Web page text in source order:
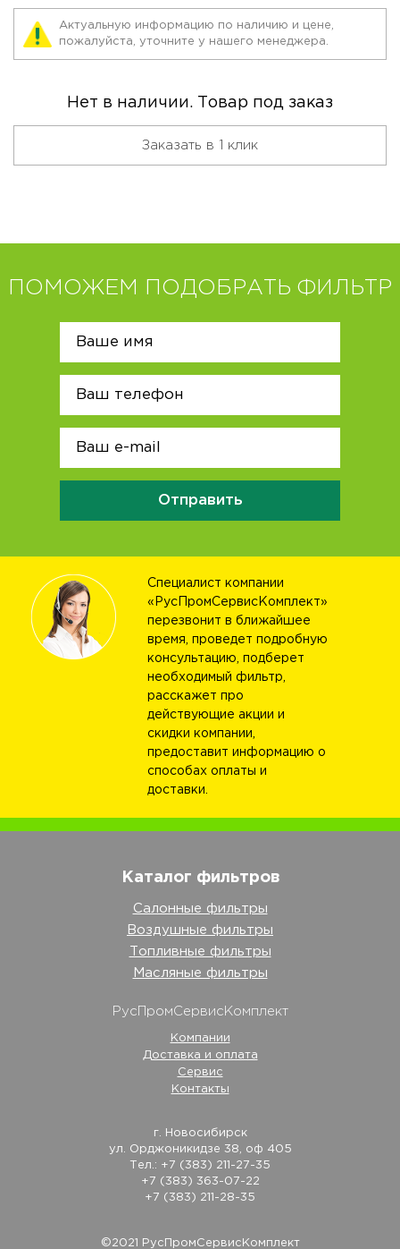
Актуальную информацию по наличию и цене,
пожалуйста, уточните у нашего менеджера.
Нет в наличии. Товар под заказ
Заказать в 1 клик
ПОМОЖЕМ ПОДОБРАТЬ ФИЛЬТР
Отправить
Специалист компании
«РусПромСервисКомплект»
перезвонит в ближайшее
время, проведет подробную
консультацию, подберет
необходимый фильтр,
расскажет про
действующие акции и
скидки компании,
предоставит информацию о
способах оплаты и
доставки.
©2021 РусПромСервисКомплект
Каталог фильтров
Салонные фильтры
Воздушные фильтры
Топливные фильтры
Масляные фильтры
РусПромСервисКомплект
Компании
Доставка и оплата
Сервис
Контакты
г. Новосибирск
ул. Орджоникидзе 38, оф 405
Тел.: +7 (383) 211-27-35
+7 (383) 363-07-22
+7 (383) 211-28-35